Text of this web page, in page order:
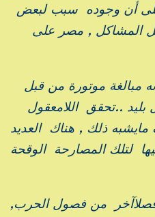
أن وجوده سبب لبعض
المشاكل , مصر على
مبالغة موتورة من قبل
..تحقق اللامعقول
مايشبه ذلك , هناك العديد
لتلك المصارحة الوقحة
من فصول الحرب,